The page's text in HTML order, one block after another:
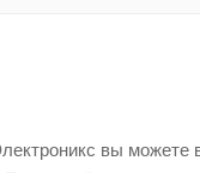
вы можете